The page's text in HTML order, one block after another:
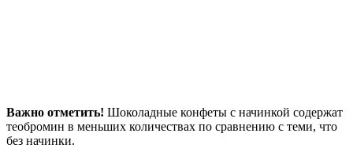
Важно отметить! Шоколадные конфеты с начинкой содержат
теобромин в меньших количествах по сравнению с теми, что
без начинки.